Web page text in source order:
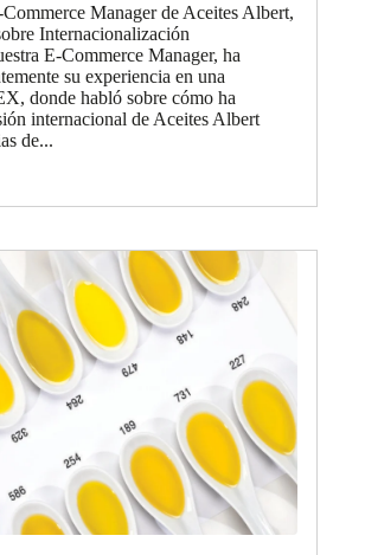
Manager de Aceites Albert,
Internacionalización
E-Commerce Manager, ha
su experiencia en una
donde habló sobre cómo ha
internacional de Aceites Albert
de...